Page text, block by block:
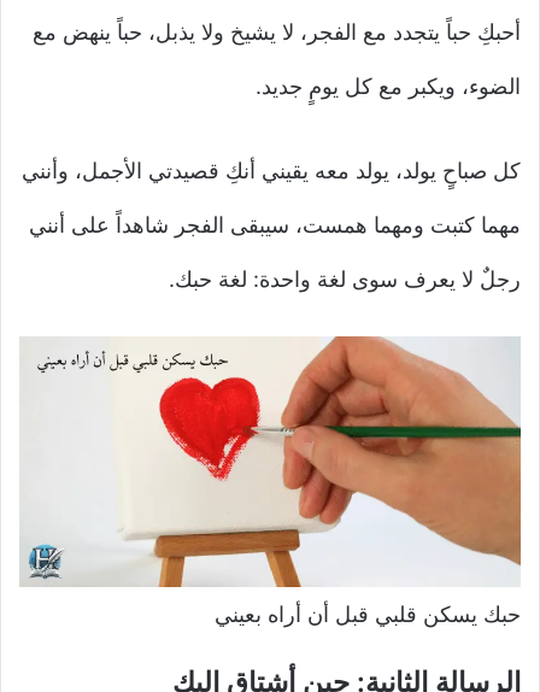
أحبكِ حباً يتجدد مع الفجر، لا يشيخ ولا يذبل، حباً ينهض مع
الضوء، ويكبر مع كل يومٍ جديد.
كل صباحٍ يولد، يولد معه يقيني أنكِ قصيدتي الأجمل، وأنني
مهما كتبت ومهما همست، سيبقى الفجر شاهداً على أنني
رجلٌ لا يعرف سوى لغة واحدة: لغة حبك.
حبك يسكن قلبي قبل أن أراه بعيني
الرسالة الثانية: حين أشتاق إليك